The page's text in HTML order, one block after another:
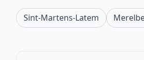
Sint-Martens-Latem